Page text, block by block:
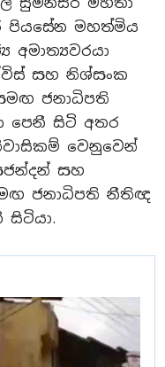
පියසේන මහත්මිය
අමාත්‍යවරයා
සහ නිශ්සංක
ජනාධිපති
පෙනී සිටි අතර
වෙනුවෙන්
සහ
ජනාධිපති නීතිඥ